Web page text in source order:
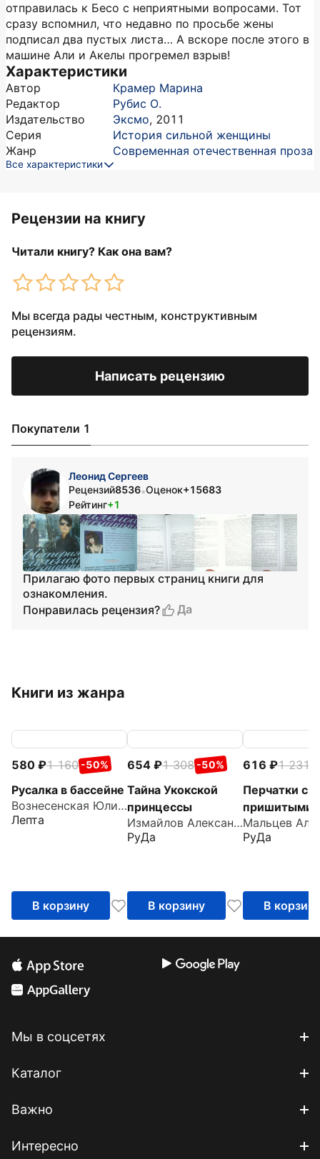
отправилась к Бесо с неприятными вопросами. Тот
сразу вспомнил, что недавно по просьбе жены
подписал два пустых листа… А вскоре после этого в
машине Али и Акелы прогремел взрыв!
Характеристики
Автор
Крамер Марина
Редактор
Рубис О.
Издательство
Эксмо, 2011
Серия
История сильной женщины
Жанр
Современная отечественная проза
Все характеристики
Рецензии на книгу
Читали книгу? Как она вам?
Мы всегда рады честным, конструктивным
рецензиям.
Написать рецензию
Покупатели 1
Леонид Сергеев
Рецензий8536•Оценок+15683
Рейтинг+1
Прилагаю фото первых страниц книги для
ознакомления.
Понравилась рецензия?
Да
Книги из жанра
580 1 160 -50%
Русалка в бассейне
Вознесенская Юлия Николаевна
Лепта
В корзину
654 1 308 -50%
Тайна Укокской
принцессы
Измайлов Александр
РуДа
В корзину
616 1 231
Перчатки с
пришитыми
пальцами
РуДа
В корзину
Мы в соцсетях
Каталог
Важно
Интересно